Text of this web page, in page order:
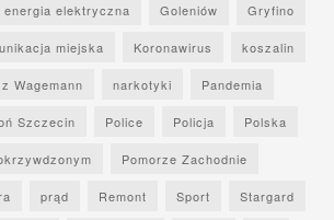
energia elektryczna Goleniów Gryfino
miejska Koronawirus koszalin
Wagemann narkotyki Pandemia
Szczecin Police Policja Polska
Pomorze Zachodnie
prąd Remont Sport Stargard